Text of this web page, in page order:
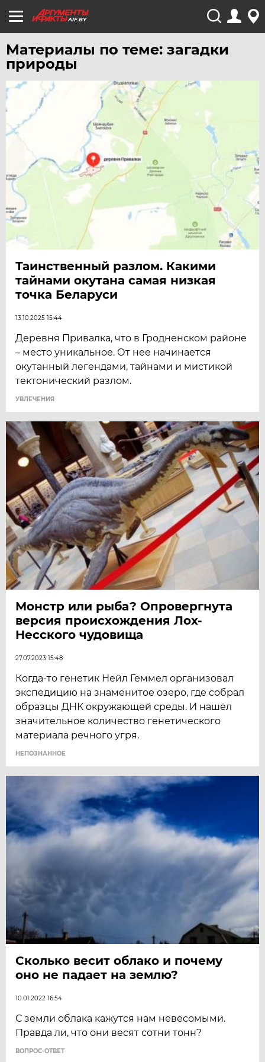
AIF.BY
Материалы по теме: загадки
природы
Таинственный разлом. Какими
тайнами окутана самая низкая
точка Беларуси
13.10.2025 15:44
Деревня Привалка, что в Гродненском районе
– место уникальное. От нее начинается
окутанный легендами, тайнами и мистикой
тектонический разлом.
УВЛЕЧЕНИЯ
Монстр или рыба? Опровергнута
версия происхождения Лох-
Несского чудовища
27.07.2023 15:48
Когда-то генетик Нейл Геммел организовал
экспедицию на знаменитое озеро, где собрал
образцы ДНК окружающей среды. И нашёл
значительное количество генетического
материала речного угря.
НЕПОЗНАННОЕ
Сколько весит облако и почему
оно не падает на землю?
10.01.2022 16:54
С земли облака кажутся нам невесомыми.
Правда ли, что они весят сотни тонн?
ВОПРОС-ОТВЕТ